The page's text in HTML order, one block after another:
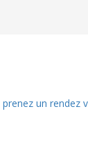
prenez un rendez